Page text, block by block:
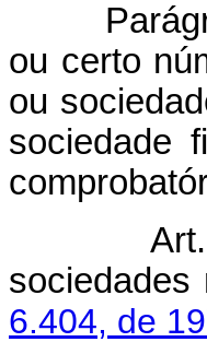
ou certo
ou
sociedade
sociedades
6.404, de